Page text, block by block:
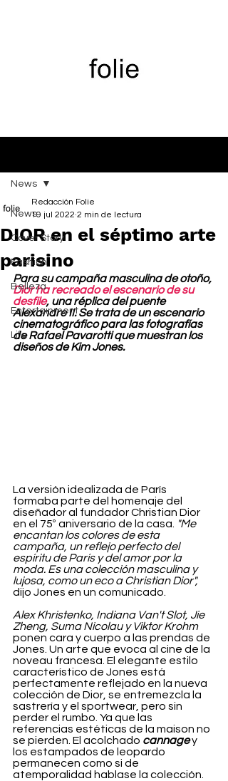
News
Cover Story
Fashion
Belleza
Entertainment
Life
News
DIOR en el séptimo arte
parisino
Redacción Folie
19 jul 2022 2 min de lectura
Para su campaña masculina de otoño,
Dior ha recreado el escenario de su
desfile, una réplica del puente
Alexandre II. Se trata de un escenario
cinematográfico para las fotografías
de Rafael Pavarotti que muestran los
diseños de Kim Jones.
La versión idealizada de París
formaba parte del homenaje del
diseñador al fundador Christian Dior
en el 75º aniversario de la casa.
"Me
encantan los colores de esta
campaña, un reflejo perfecto del
espíritu de París y del amor por la
moda. Es una colección masculina y
lujosa, como un eco a Christian Dior",
dijo Jones en un comunicado.
Alex Khristenko, Indiana Van't Slot, Jie
Zheng, Suma Nicolau y Viktor Krohm
ponen cara y cuerpo a las prendas de
Jones. Un arte que evoca al cine de la
noveau francesa. El elegante estilo
característico de Jones está
perfectamente reflejado en la nueva
colección de Dior, se entremezcla la
sastrería y el sportwear, pero sin
perder el rumbo. Ya que las
referencias estéticas de la maison no
se pierden. El acolchado cannage y
los estampados de leopardo
permanecen como si de
atemporalidad hablase la colección.